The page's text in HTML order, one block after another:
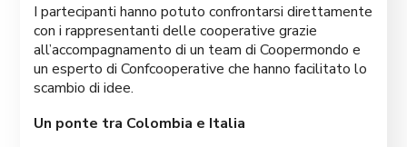
I partecipanti hanno potuto confrontarsi direttamente
con i rappresentanti delle cooperative grazie
all’accompagnamento di un team di Coopermondo e
un esperto di Confcooperative che hanno facilitato lo
scambio di idee.
Un ponte tra Colombia e Italia